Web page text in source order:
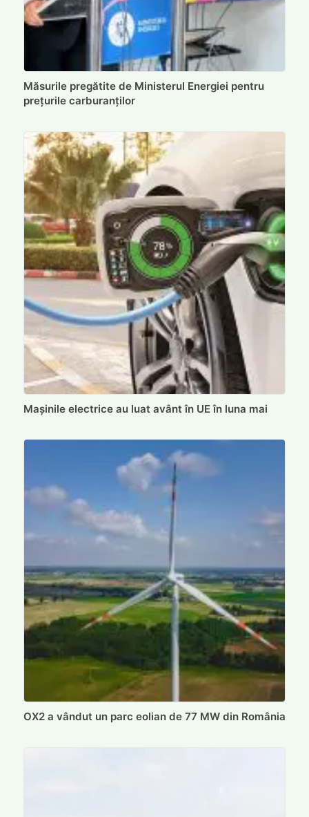
Măsurile pregătite de Ministerul Energiei pentru
prețurile carburanților
Mașinile electrice au luat avânt în UE în luna mai
OX2 a vândut un parc eolian de 77 MW din România